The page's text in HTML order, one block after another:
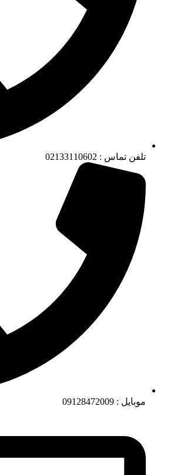
تلفن تماس : 02133110602
موبایل : 09128472009